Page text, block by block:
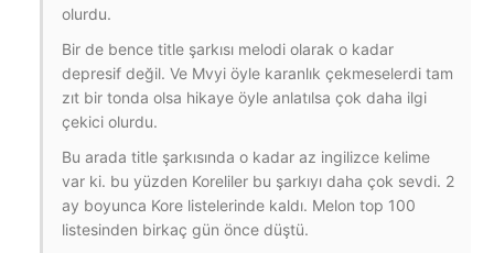
olurdu.
Bir de bence title şarkısı melodi olarak o kadar
depresif değil. Ve Mvyi öyle karanlık çekmeselerdi tam
zıt bir tonda olsa hikaye öyle anlatılsa çok daha ilgi
çekici olurdu.
Bu arada title şarkısında o kadar az ingilizce kelime
var ki. bu yüzden Koreliler bu şarkıyı daha çok sevdi. 2
ay boyunca Kore listelerinde kaldı. Melon top 100
listesinden birkaç gün önce düştü.